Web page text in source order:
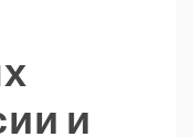
и